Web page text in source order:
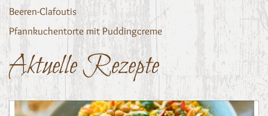
Beeren-Clafoutis
Pfannkuchentorte mit Puddingcreme
Aktuelle Rezepte